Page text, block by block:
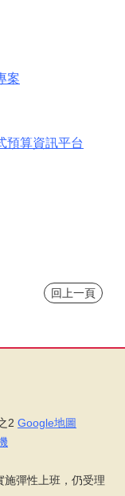
案
預算資訊平台
回上一頁
2 Google地圖
彈性上班，仍受理